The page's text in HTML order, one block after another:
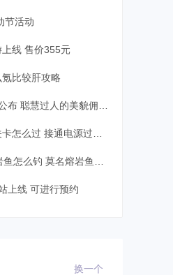
节活动
上线 售价355元
氪比较肝攻略
上线 可进行预约
换一个